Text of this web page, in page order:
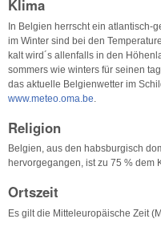
Klima
In Belgien herrscht ein atlantisch-
im Winter sind bei den
kalt wird´s allenfalls in den
sommers wie winters für seinen
das aktuelle Belgienwetter im
www.meteo.oma.be
Religion
Belgien, aus den habsburgisch
hervorgegangen, ist zu 75 % dem
Ortszeit
Es gilt die Mitteleuropäische Zeit